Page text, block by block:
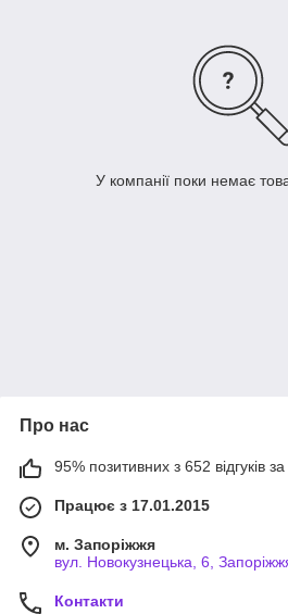
У компанії поки немає
Про нас
95% позитивних з 652 відгуків за
Працює з 17.01.2015
м. Запоріжжя
вул. Новокузнецька, 6,
Контакти